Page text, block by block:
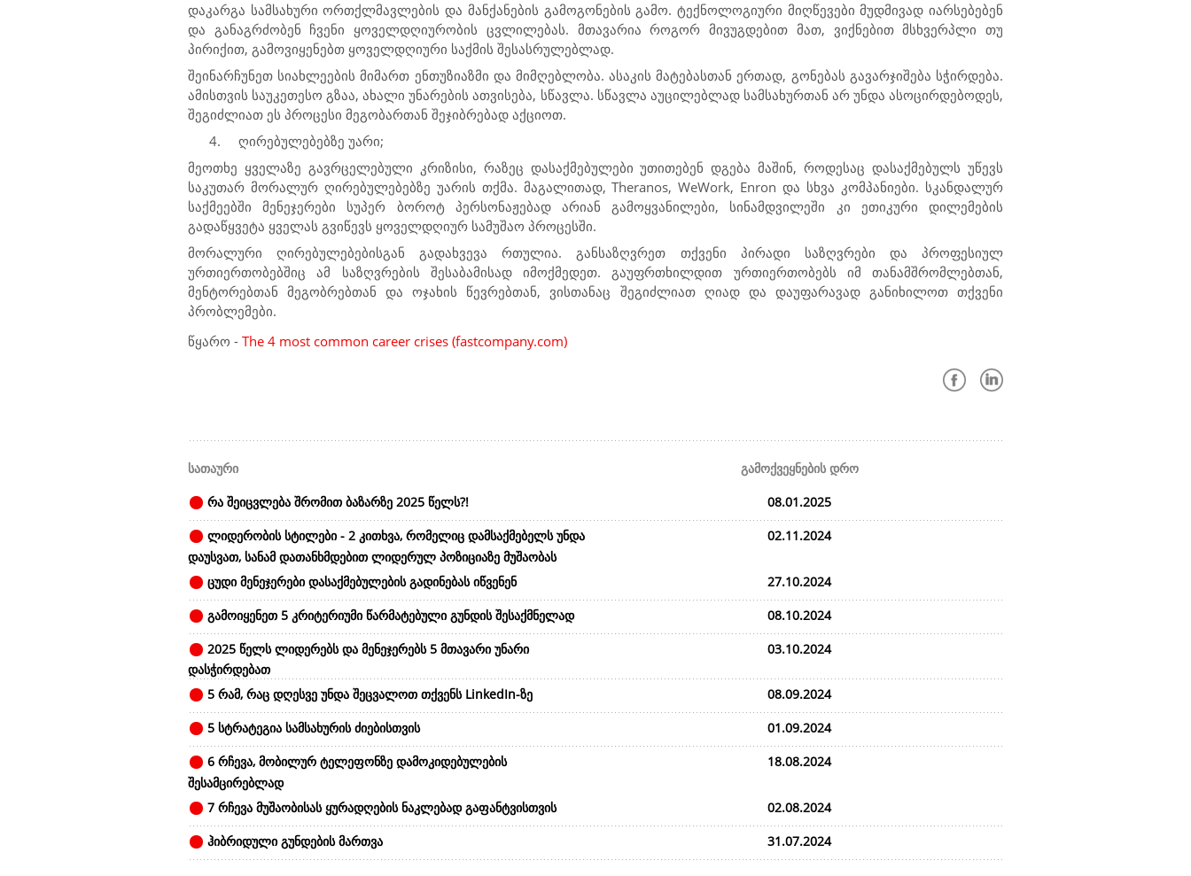
დაკარგა სამსახური ორთქლმავლების და მანქანების გამოგონების გამო. ტექნოლოგიური მიღწევები მუდმივად იარსებებენ
და განაგრძობენ ჩვენი ყოველდღიურობის ცვლილებას. მთავარია როგორ მივუგდებით მათ, ვიქნებით მსხვერპლი თუ
პირიქით, გამოვიყენებთ ყოველდღიური საქმის შესასრულებლად.
შეინარჩუნეთ სიახლეების მიმართ ენთუზიაზმი და მიმღებლობა. ასაკის მატებასთან ერთად, გონებას გავარჯიშება სჭირდება.
ამისთვის საუკეთესო გზაა, ახალი უნარების ათვისება, სწავლა. სწავლა აუცილებლად სამსახურთან არ უნდა ასოცირდებოდეს,
შეგიძლიათ ეს პროცესი მეგობართან შეჯიბრებად აქციოთ.
4. ღირებულებებზე უარი;
მეოთხე ყველაზე გავრცელებული კრიზისი, რაზეც დასაქმებულები უთითებენ დგება მაშინ, როდესაც დასაქმებულს უწევს
საკუთარ მორალურ ღირებულებებზე უარის თქმა. მაგალითად, Theranos, WeWork, Enron და სხვა კომპანიები. სკანდალურ
საქმეებში მენეჯერები სუპერ ბოროტ პერსონაჟებად არიან გამოყვანილები, სინამდვილეში კი ეთიკური დილემების
გადაწყვეტა ყველას გვიწევს ყოველდღიურ სამუშაო პროცესში.
მორალური ღირებულებებისგან გადახვევა რთულია. განსაზღვრეთ თქვენი პირადი საზღვრები და პროფესიულ
ურთიერთობებშიც ამ საზღვრების შესაბამისად იმოქმედეთ. გაუფრთხილდით ურთიერთობებს იმ თანამშრომლებთან,
მენტორებთან მეგობრებთან და ოჯახის წევრებთან, ვისთანაც შეგიძლიათ ღიად და დაუფარავად განიხილოთ თქვენი
პრობლემები.
წყარო - The 4 most common career crises (fastcompany.com)
სათაური
გამოქვეყნების დრო
რა შეიცვლება შრომით ბაზარზე 2025 წელს?!
08.01.2025
ლიდერობის სტილები - 2 კითხვა, რომელიც დამსაქმებელს უნდა
დაუსვათ, სანამ დათანხმდებით ლიდერულ პოზიციაზე მუშაობას
02.11.2024
ცუდი მენეჯერები დასაქმებულების გადინებას იწვენენ
27.10.2024
გამოიყენეთ 5 კრიტერიუმი წარმატებული გუნდის შესაქმნელად
08.10.2024
2025 წელს ლიდერებს და მენეჯერებს 5 მთავარი უნარი
დასჭირდებათ
03.10.2024
5 რამ, რაც დღესვე უნდა შეცვალოთ თქვენს LinkedIn-ზე
08.09.2024
5 სტრატეგია სამსახურის ძიებისთვის
01.09.2024
6 რჩევა, მობილურ ტელეფონზე დამოკიდებულების
შესამცირებლად
18.08.2024
7 რჩევა მუშაობისას ყურადღების ნაკლებად გაფანტვისთვის
02.08.2024
ჰიბრიდული გუნდების მართვა
31.07.2024